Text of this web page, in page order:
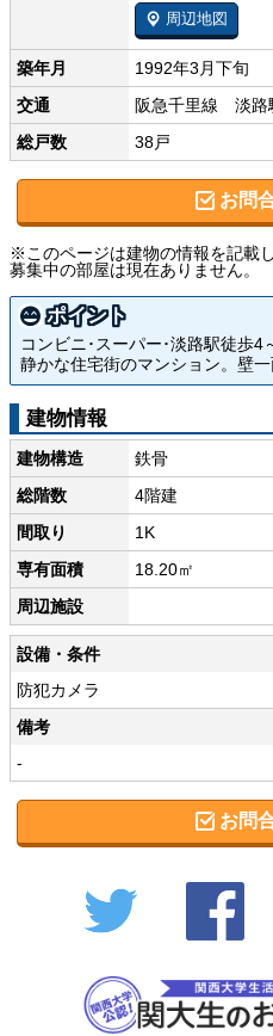
周辺地図
築年月
1992年3月下旬
交通
阪急千里線 淡
総戸数
38戸
お問
※このページは建物の情報を記載
募集中の部屋は現在ありません。
ポイント
コンビニ･スーパー･淡路駅徒歩4
静かな住宅街のマンション。壁
建物情報
建物構造
鉄骨
総階数
4階建
間取り
1K
専有面積
18.20㎡
周辺施設
設備・条件
防犯カメラ
備考
-
お問
Twitter